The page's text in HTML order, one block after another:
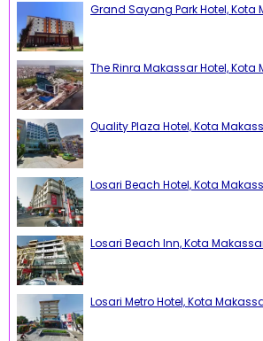
Grand Sayang Park Hotel, Kota
The Rinra Makassar Hotel, Kota
Quality Plaza Hotel, Kota
Losari Beach Hotel, Kota
Losari Beach Inn, Kota
Losari Metro Hotel, Kota